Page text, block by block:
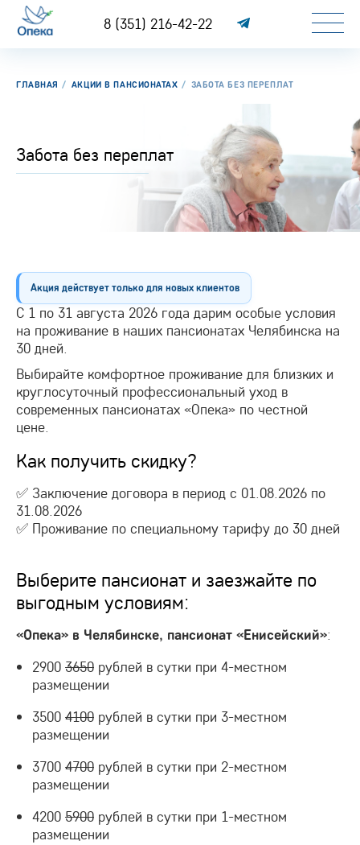
8 (351) 216-42-22
ГЛАВНАЯ АКЦИИ В ПАНСИОНАТАХ ЗАБОТА БЕЗ ПЕРЕПЛАТ
Забота без переплат
Акция действует только для новых клиентов
С 1 по 31 августа 2026 года дарим особые условия
на проживание в наших пансионатах Челябинска на
30 дней.
Выбирайте комфортное проживание для близких и
круглосуточный профессиональный уход в
современных пансионатах «Опека» по честной
цене.
Как получить скидку?
✅ Заключение договора в период с 01.08.2026 по
31.08.2026
✅ Проживание по специальному тарифу до 30 дней
Выберите пансионат и заезжайте по
выгодным условиям:
«Опека» в Челябинске, пансионат «Енисейский»:
2900 3650 рублей в сутки при 4-местном
размещении
3500 4100 рублей в сутки при 3-местном
размещении
3700 4700 рублей в сутки при 2-местном
размещении
4200 5900 рублей в сутки при 1-местном
размещении